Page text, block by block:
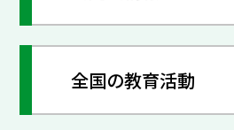
全国の教育活動